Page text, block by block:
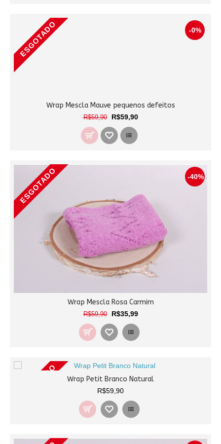
-0%
ESGOTADO
Wrap Mescla Mauve pequenos defeitos
R$59,90 R$59,90
-40%
ESGOTADO
Wrap Mescla Rosa Carmim
R$59,90 R$35,99
ESGOTADO Wrap Petit Branco Natural
R$59,90